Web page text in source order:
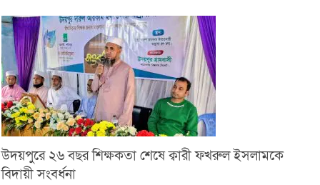
উদয়পুরে ২৬ বছর শিক্ষকতা শেষে ক্বারী ফখরুল ইসলামকে
বিদায়ী সংবর্ধনা